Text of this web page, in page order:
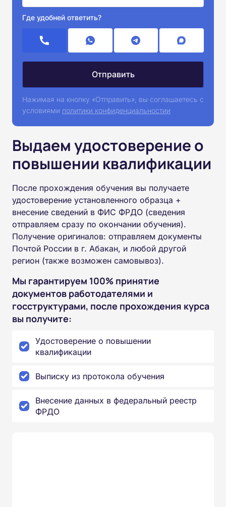
Где удобней ответить?
Нажимая на кнопку «Отправить», вы соглашаетесь с
условиями политики конфиденциальностии
Выдаем удостоверение о
повышении квалификации
После прохождения обучения вы получаете
удостоверение установленного образца +
внесение сведений в ФИС ФРДО (сведения
отправляем сразу по окончании обучения).
Получение оригиналов: отправляем документы
Почтой России в г. Абакан, и любой другой
регион (также возможен самовывоз).
Мы гарантируем 100% принятие
документов работодателями и
госструктурами, после прохождения курса
вы получите:
Удостоверение о повышении
квалификации
Выписку из протокола обучения
Внесение данных в федеральный реестр
ФРДО